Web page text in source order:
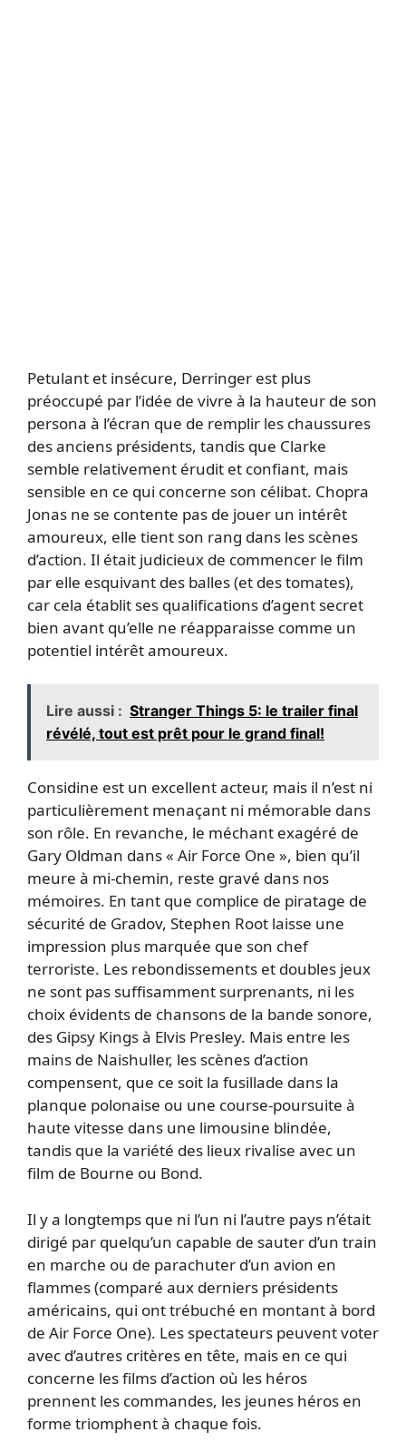
Petulant et insécure, Derringer est plus
préoccupé par l’idée de vivre à la hauteur de son
persona à l’écran que de remplir les chaussures
des anciens présidents, tandis que Clarke
semble relativement érudit et confiant, mais
sensible en ce qui concerne son célibat. Chopra
Jonas ne se contente pas de jouer un intérêt
amoureux, elle tient son rang dans les scènes
d’action. Il était judicieux de commencer le film
par elle esquivant des balles (et des tomates),
car cela établit ses qualifications d’agent secret
bien avant qu’elle ne réapparaisse comme un
potentiel intérêt amoureux.
Lire aussi : Stranger Things 5: le trailer final
révélé, tout est prêt pour le grand final!
Considine est un excellent acteur, mais il n’est ni
particulièrement menaçant ni mémorable dans
son rôle. En revanche, le méchant exagéré de
Gary Oldman dans « Air Force One », bien qu’il
meure à mi-chemin, reste gravé dans nos
mémoires. En tant que complice de piratage de
sécurité de Gradov, Stephen Root laisse une
impression plus marquée que son chef
terroriste. Les rebondissements et doubles jeux
ne sont pas suffisamment surprenants, ni les
choix évidents de chansons de la bande sonore,
des Gipsy Kings à Elvis Presley. Mais entre les
mains de Naishuller, les scènes d’action
compensent, que ce soit la fusillade dans la
planque polonaise ou une course-poursuite à
haute vitesse dans une limousine blindée,
tandis que la variété des lieux rivalise avec un
film de Bourne ou Bond.
Il y a longtemps que ni l’un ni l’autre pays n’était
dirigé par quelqu’un capable de sauter d’un train
en marche ou de parachuter d’un avion en
flammes (comparé aux derniers présidents
américains, qui ont trébuché en montant à bord
de Air Force One). Les spectateurs peuvent voter
avec d’autres critères en tête, mais en ce qui
concerne les films d’action où les héros
prennent les commandes, les jeunes héros en
forme triomphent à chaque fois.